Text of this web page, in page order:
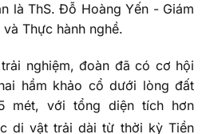
là ThS. Đỗ Hoàng Yến - Giám
Thực hành nghề.
nghiệm, đoàn đã có cơ hội
hầm khảo cổ dưới lòng đất
mét, với tổng diện tích hơn
di vật trải dài từ thời kỳ Tiền